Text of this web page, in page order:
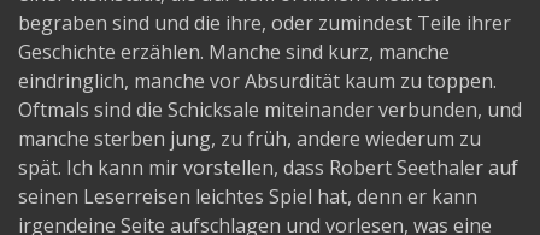
begraben sind und die ihre, oder zumindest Teile ihrer
Geschichte erzählen. Manche sind kurz, manche
eindringlich, manche vor Absurdität kaum zu toppen.
Oftmals sind die Schicksale miteinander verbunden, und
manche sterben jung, zu früh, andere wiederum zu
spät. Ich kann mir vorstellen, dass Robert Seethaler auf
seinen Leserreisen leichtes Spiel hat, denn er kann
irgendeine Seite aufschlagen und vorlesen, was eine